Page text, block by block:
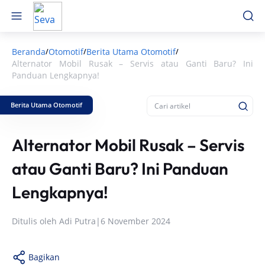
Beranda/Otomotif/Berita Utama Otomotif/
Alternator Mobil Rusak – Servis atau Ganti Baru? Ini
Panduan Lengkapnya!
Berita Utama Otomotif
Alternator Mobil Rusak – Servis
atau Ganti Baru? Ini Panduan
Lengkapnya!
Ditulis oleh Adi Putra | 6 November 2024
Bagikan